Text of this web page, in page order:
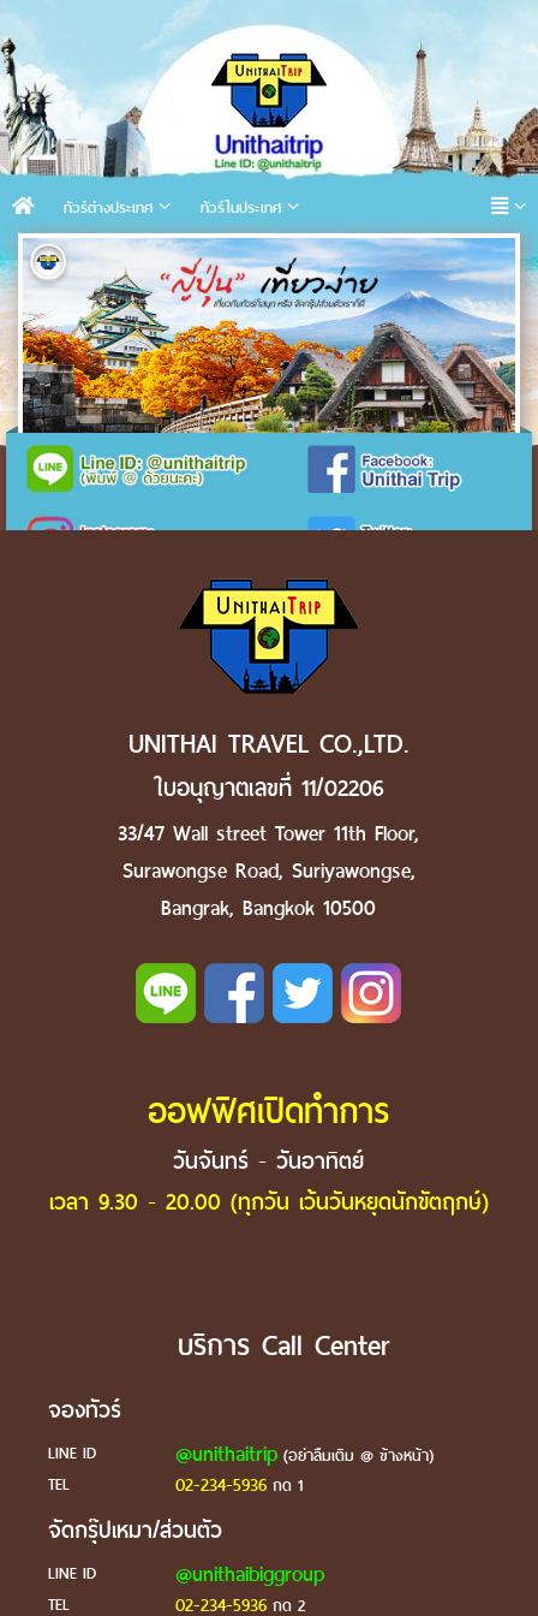
ทัวร์ต่างประเทศ ทัวร์ในประเทศ
UNITHAI TRAVEL CO.,LTD.
ใบอนุญาตเลขที่ 11/02206
33/47 Wall street Tower 11th Floor,
Surawongse Road, Suriyawongse,
Bangrak, Bangkok 10500
ออฟฟิศเปิดทำการ
วันจันทร์ - วันอาทิตย์
เวลา 9.30 - 20.00 (ทุกวัน เว้นวันหยุดนักขัตฤกษ์)
บริการ Call Center
จองทัวร์
LINE ID @unithaitrip(อย่าลืมเติม @ ข้างหน้า)
TEL
02-234-5936กด 1
จัดกรุ๊ปเหมา/ส่วนตัว
LINE ID @unithaibiggroup
TEL 02-234-5936กด 2